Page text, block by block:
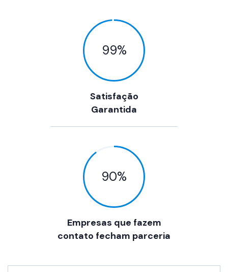
99%
Satisfação
Garantida
90%
Empresas que fazem
contato fecham parceria